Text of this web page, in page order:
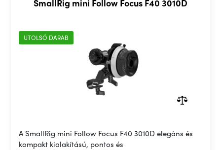
SmallRig mini Follow Focus F40 3010D
UTOLSÓ DARAB
A SmallRig mini Follow Focus F40 3010D elegáns és
kompakt kialakítású, pontos és